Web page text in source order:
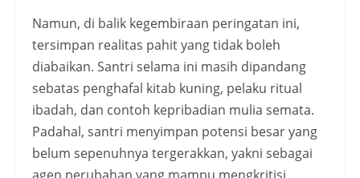
Namun, di balik kegembiraan peringatan ini,
tersimpan realitas pahit yang tidak boleh
diabaikan. Santri selama ini masih dipandang
sebatas penghafal kitab kuning, pelaku ritual
ibadah, dan contoh kepribadian mulia semata.
Padahal, santri menyimpan potensi besar yang
belum sepenuhnya tergerakkan, yakni sebagai